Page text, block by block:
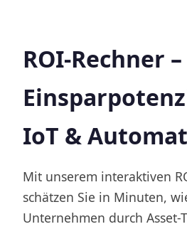
ROI-Rechner
IoT &
Mit unserem interaktiven
schätzen Sie in Minuten,
Unternehmen durch Asset-